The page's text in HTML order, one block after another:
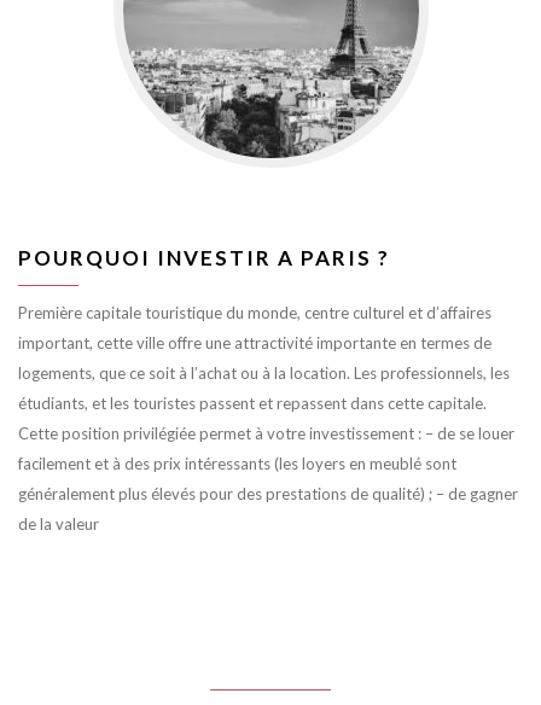
POURQUOI INVESTIR A PARIS ?
Première capitale touristique du monde, centre culturel et d’affaires
important, cette ville offre une attractivité importante en termes de
logements, que ce soit à l’achat ou à la location. Les professionnels, les
étudiants, et les touristes passent et repassent dans cette capitale.
Cette position privilégiée permet à votre investissement : – de se louer
facilement et à des prix intéressants (les loyers en meublé sont
généralement plus élevés pour des prestations de qualité) ; – de gagner
de la valeur